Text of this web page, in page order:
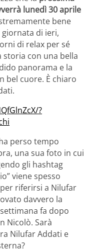
lunedì 30 aprile
bene
di ieri,
di relax per sé
storia con una bella
panorama e la
bel cuore. È chiaro
?
perso tempo
una sua foto in cui
gli hashtag
viene spesso
riferirsi a Nilufar
davvero la
fa dopo
Nicolò. Sarà
Nilufar Addati e